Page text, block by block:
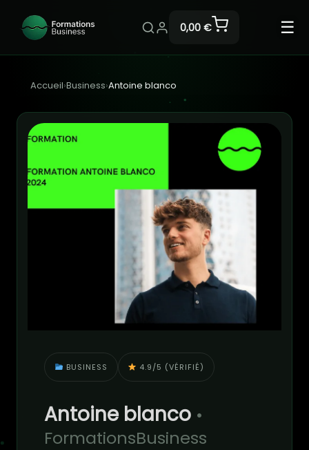
0,00 € ☰
Accueil›Business›Antoine blanco
BUSINESS 4.9/5 (VÉRIFIÉ)
Antoine blanco •
FormationsBusiness